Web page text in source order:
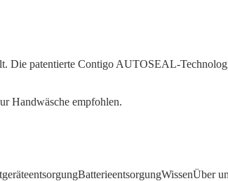
Die patentierte Contigo AUTOSEAL-
Handwäsche empfohlen.
BatterieentsorgungWissenÜber